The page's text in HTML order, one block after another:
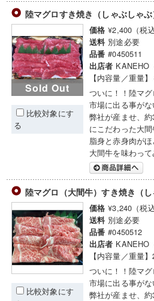
陸マグロすき焼き（しゃぶしゃ
Sold Out
比較対象にす
る
価格 ¥2,400（税込
送料 別途必要
品番 #0450511
出店者 KANEHO
【内容量／重量
ついに！！陸マ
市場に出る事が
弊社が産ませ、
にこだわった大間
脂身と赤身肉が
大間牛を味わって
陸マグロ（大間牛）すき焼き（
比較対象にす
価格 ¥3,240（税込
送料 別途必要
品番 #0450512
出店者 KANEHO
【内容量／重量
ついに！！陸マ
市場に出る事が
弊社が産ませ、